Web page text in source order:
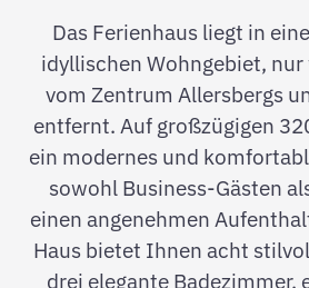
Das Ferienhaus liegt in
idyllischen Wohngebiet,
vom Zentrum Allersbergs
entfernt. Auf großzügigen
ein modernes und
sowohl Business-Gästen
einen angenehmen
Haus bietet Ihnen acht
drei elegante Badezimmer,